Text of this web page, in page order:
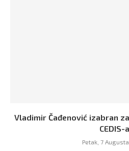
Vladimir Čađenović izabran
CEDIS-a
Petak, 7